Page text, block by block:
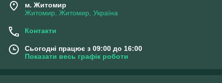
м. Житомир
Житомир, Житомир, Україна
Контакти
Сьогодні працює з 09:00 до 16:00
Показати весь графік роботи